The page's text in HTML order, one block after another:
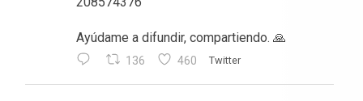
Ayúdame a difundir, compartiendo. 🙏
136 460 Twitter